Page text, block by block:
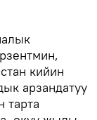
кийин
арзандатуу
тарта